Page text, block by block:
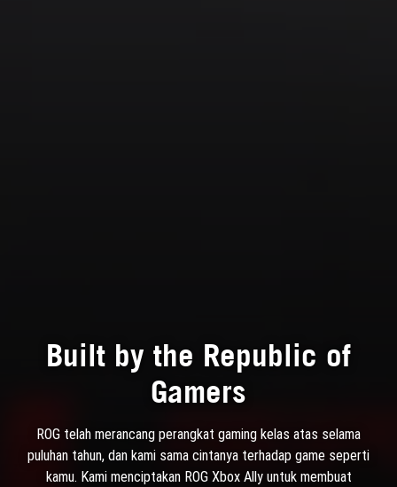
Built by the Republic of
Gamers
ROG telah merancang perangkat gaming kelas atas selama
puluhan tahun, dan kami sama cintanya terhadap game seperti
kamu. Kami menciptakan ROG Xbox Ally untuk membuat